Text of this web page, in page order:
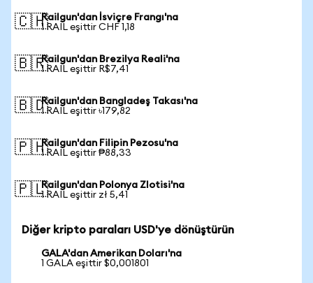
🇨🇭Railgun'dan İsviçre Frangı'na
1 RAIL eşittir CHF 1,18
🇧🇷Railgun'dan Brezilya Reali'na
1 RAIL eşittir R$7,41
🇧🇩Railgun'dan Bangladeş Takası'na
1 RAIL eşittir ৳179,82
🇵🇭Railgun'dan Filipin Pezosu'na
1 RAIL eşittir ₱88,33
🇵🇱Railgun'dan Polonya Zlotisi'na
1 RAIL eşittir zł 5,41
Diğer kripto paraları USD'ye dönüştürün
GALA'dan Amerikan Doları'na
1 GALA eşittir $0,001801